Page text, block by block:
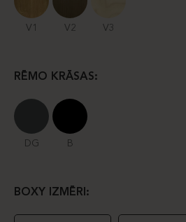
V1 V2 V3
RĒMO KRĀSAS:
DG B
BOXY IZMĒRI: